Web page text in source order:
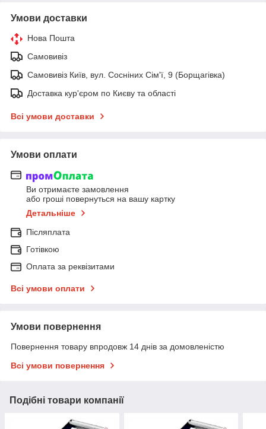
Умови доставки
Нова Пошта
Самовивіз
Самовивіз Київ, вул. Сосніних Сім'ї, 9 (Борщагівка)
Доставка кур'єром по Києву та області
Всі умови доставки
Умови оплати
Ви отримаєте замовлення
або гроші повернуться на вашу картку
Детальніше
Післяплата
Готівкою
Оплата за реквізитами
Всі умови оплати
Умови повернення
Повернення товару впродовж 14 днів за домовленістю
Всі умови повернення
Подібні товари компанії